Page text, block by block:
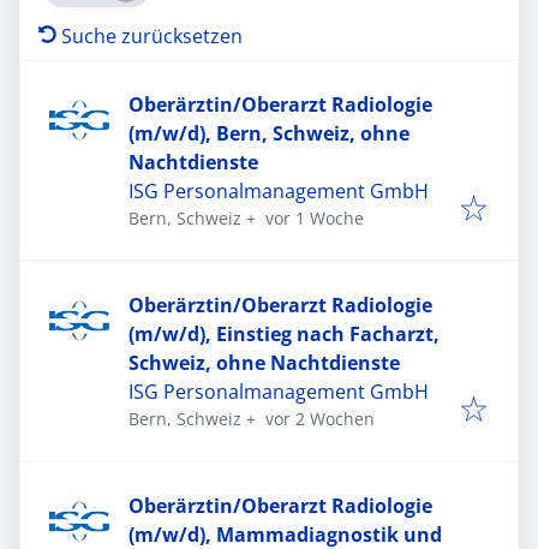
Suche zurücksetzen
Oberärztin/Oberarzt Radiologie
(m/w/d), Bern, Schweiz, ohne
Nachtdienste
ISG Personalmanagement GmbH
Bern, Schweiz + Veröffentlicht
vor 1 Woche
Oberärztin/Oberarzt Radiologie
(m/w/d), Einstieg nach Facharzt,
Schweiz, ohne Nachtdienste
ISG Personalmanagement GmbH
Bern, Schweiz + Veröffentlicht:
vor 2 Wochen
Oberärztin/Oberarzt Radiologie
(m/w/d), Mammadiagnostik und